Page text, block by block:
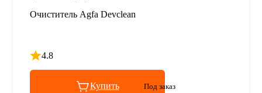
Очиститель Agfa Devclean
4.8
Рейтинг 4.8 из 5
Купить Под заказ